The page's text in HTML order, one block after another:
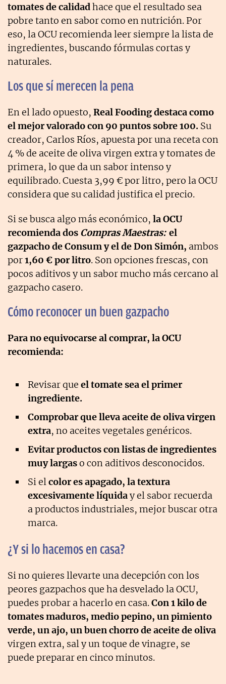
tomates de calidadhace que el resultado sea
pobre tanto en sabor como en nutrición. Por
eso, la OCU recomienda leer siempre la lista de
ingredientes, buscando fórmulas cortas y
naturales.
Los que sí merecen la pena
En el lado opuesto, Real Fooding destaca como
el mejor valorado con 90 puntos sobre 100. Su
creador, Carlos Ríos, apuesta por una receta con
4 % de aceite de oliva virgen extra y tomates de
primera, lo que da un sabor intenso y
equilibrado. Cuesta 3,99 € por litro, pero la OCU
considera que su calidad justifica el precio.
Si se busca algo más económico, la OCU
recomienda dos Compras Maestras: el
gazpacho de Consum y el de Don Simón, ambos
por1,60 € por litro. Son opciones frescas, con
pocos aditivos y un sabor mucho más cercano al
gazpacho casero.
Cómo reconocer un buen gazpacho
Para no equivocarse al comprar, la OCU
recomienda:
Revisar que el tomate sea el primer
ingrediente.
Comprobar que lleva aceite de oliva virgen
extra, no aceites vegetales genéricos.
Evitar productos con listas de ingredientes
muy largaso con aditivos desconocidos.
Si elcolor es apagado, la textura
excesivamente líquiday el sabor recuerda
a productos industriales, mejor buscar otra
marca.
¿Y si lo hacemos en casa?
Si no quieres llevarte una decepción con los
peores gazpachos que ha desvelado la OCU,
puedes probar a hacerlo en casa.Con 1 kilo de
tomates maduros, medio pepino, un pimiento
verde, un ajo, un buen chorro de aceite de oliva
virgen extra, sal y un toque de vinagre, se
puede preparar en cinco minutos.